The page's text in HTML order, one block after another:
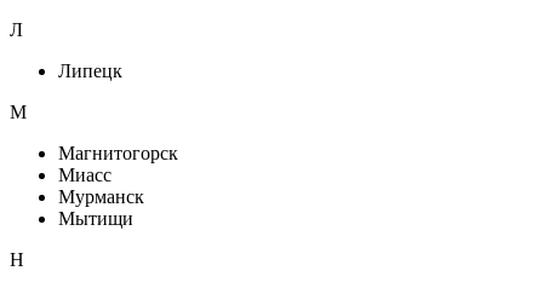
Л
Липецк
М
Магнитогорск
Миасс
Мурманск
Мытищи
Н